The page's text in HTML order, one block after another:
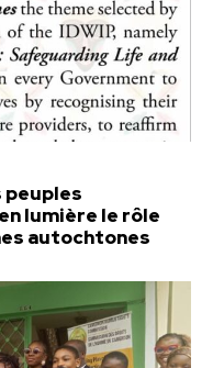
lumière le rôle
autochtones